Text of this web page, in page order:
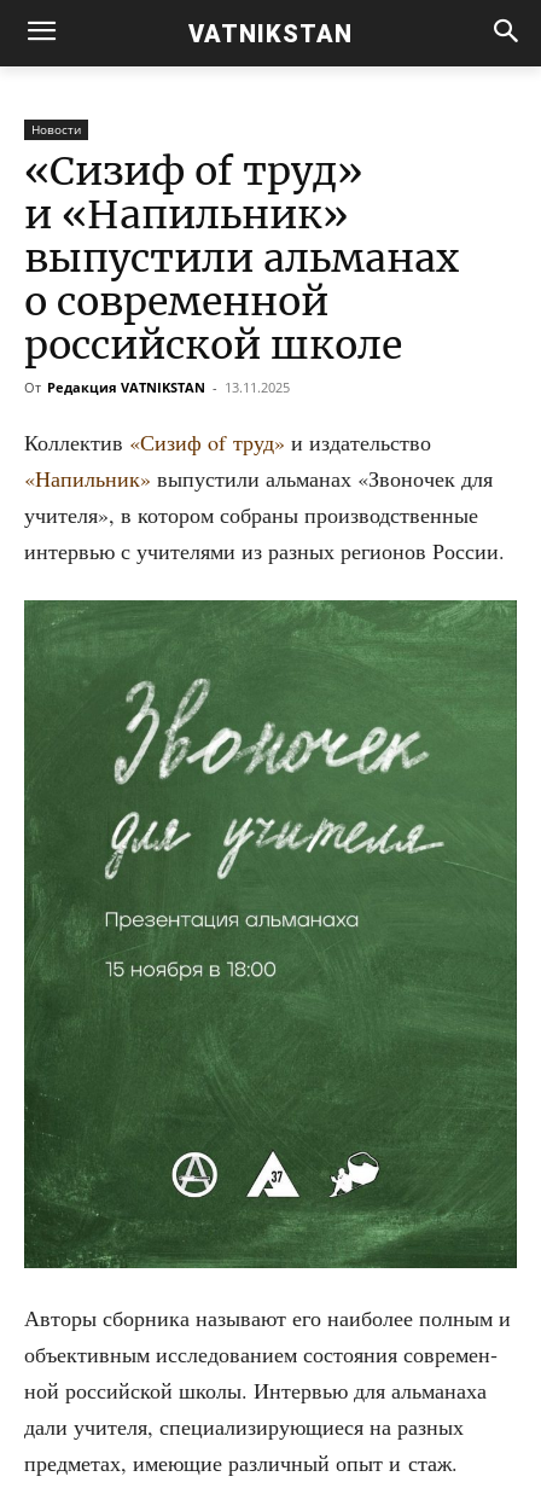
VATNIKSTAN
Новости
«Сизиф of труд»
и «Напильник»
выпустили альманах
о современной
российской школе
От Редакция VATNIKSTAN - 13.11.2025
Кол­лек­тив «Сизиф of труд» и изда­тель­ство
«Напиль­ник» выпу­сти­ли аль­ма­нах «Зво­но­чек для
учи­те­ля», в кото­ром собра­ны про­из­вод­ствен­ные
интер­вью с учи­те­ля­ми из раз­ных реги­о­нов России.
Авто­ры сбор­ни­ка назы­ва­ют его наи­бо­лее пол­ным и
объ­ек­тив­ным иссле­до­ва­ни­ем состо­я­ния совре­мен­
ной рос­сий­ской шко­лы. Интер­вью для аль­ма­на­ха
дали учи­те­ля, спе­ци­а­ли­зи­ру­ю­щи­е­ся на раз­ных
пред­ме­тах, име­ю­щие раз­лич­ный опыт и стаж.